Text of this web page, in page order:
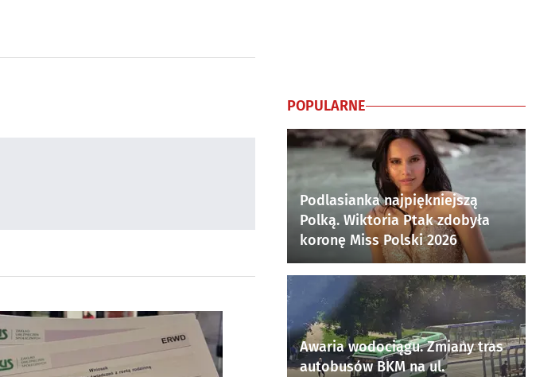
POPULARNE
Podlasianka najpiękniejszą
Polką. Wiktoria Ptak zdobyła
koronę Miss Polski 2026
Awaria wodociągu. Zmiany tras
autobusów BKM na ul.